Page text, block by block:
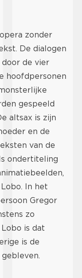
zonder
De dialogen
de vier
hoofdpersonen
gespeeld
altsax is zijn
en de
van de
ondertiteling
In het
Gregor
zo
is dat
is de